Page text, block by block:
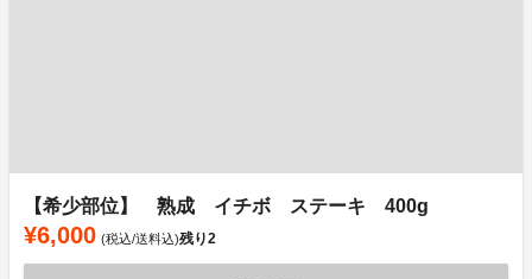
【希少部位】 熟成 イチボ ステーキ 400g
¥6,000 (税込/送料込)残り2